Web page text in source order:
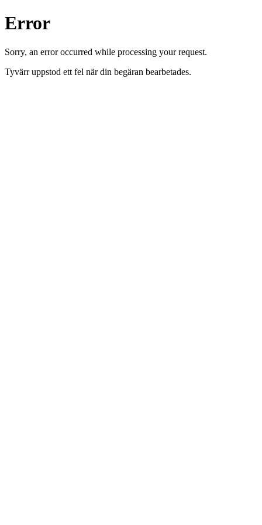
Error
Sorry, an error occurred while processing your request.
Tyvärr uppstod ett fel när din begäran bearbetades.